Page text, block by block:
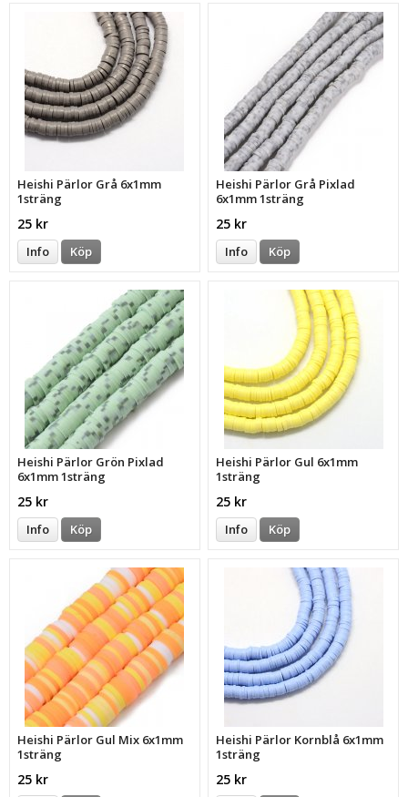
Heishi Pärlor Grå 6x1mm
1sträng
25 kr
Info Köp
Heishi Pärlor Grå Pixlad
6x1mm 1sträng
25 kr
Info Köp
Heishi Pärlor Grön Pixlad
6x1mm 1sträng
25 kr
Info Köp
Heishi Pärlor Gul 6x1mm
1sträng
25 kr
Info Köp
Heishi Pärlor Gul Mix 6x1mm
1sträng
25 kr
Heishi Pärlor Kornblå 6x1mm
1sträng
25 kr